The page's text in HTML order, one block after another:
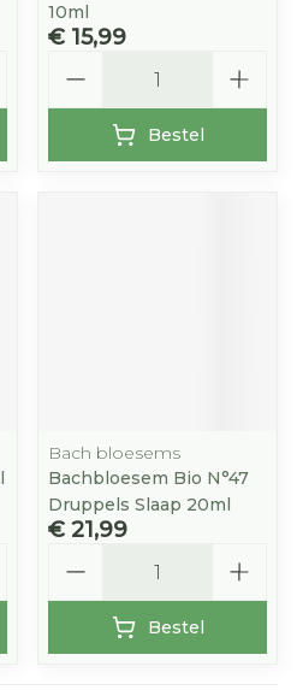
10ml
€ 15,99
Bestel
Bach bloesems
Bachbloesem Bio N°47
Druppels Slaap 20ml
€ 21,99
Bestel